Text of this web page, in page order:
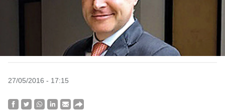
27/05/2016 - 17:15